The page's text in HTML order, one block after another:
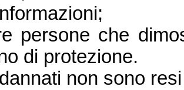
persone che
di protezione.
non sono